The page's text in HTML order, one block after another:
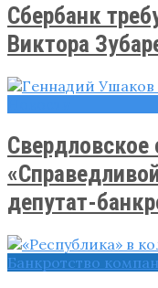
Сбербанк
Виктора
Свердловское
депутат-
Банкротство